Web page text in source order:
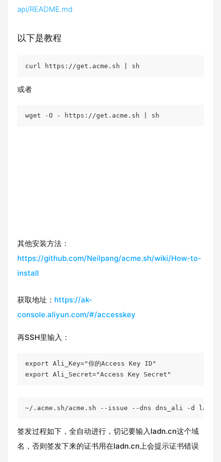
api/README.md
以下是教程
curl https://get.acme.sh | sh
或者
wget -O - https://get.acme.sh | sh
其他安装方法：
https://github.com/Neilpang/acme.sh/wiki/How-to-
install
获取地址： https://ak-
console.aliyun.com/#/accesskey
再SSH里输入：
export Ali_Key="你的Access Key ID"
export Ali_Secret="Access Key Secret"
~/.acme.sh/acme.sh --issue --dns dns_ali -d
签发过程如下，全自动进行，切记要输入ladn.cn这个域
名，否则签发下来的证书用在ladn.cn上会提示证书错误